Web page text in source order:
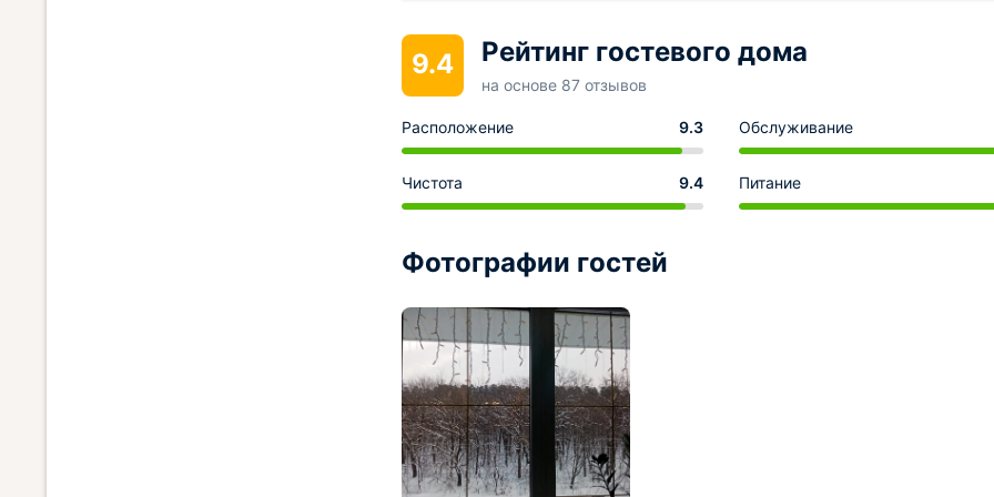
9.4 Рейтинг гостевого дома
на основе 87 отзывов
Расположение 9.3 Обслуживание
Чистота 9.4 Питание
Фотографии гостей